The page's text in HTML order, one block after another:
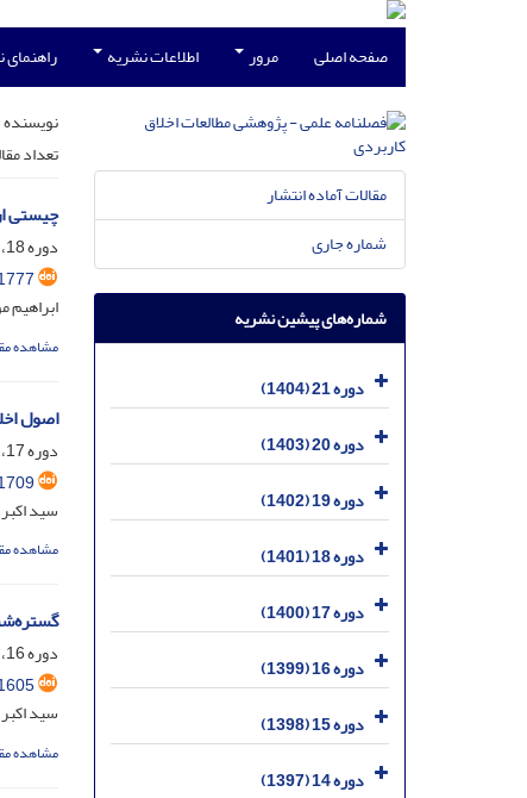
صفحه اصلی مرور اطلاعات نشریه
تعداد
چیستی
دوره 18، شماره 47، آذر 1401، صفحه
مشاهده
اصول
دوره 17، شماره 44، اسفند 1400، صفحه
سید
مشاهده
دوره 16، شماره 40، اسفند 1399، صفحه
سید
مشاهده
مقالات آماده انتشار
شماره جاری
شماره‌های پیشین نشریه
دوره 21 (1404)
دوره 20 (1403)
دوره 19 (1402)
دوره 18 (1401)
دوره 17 (1400)
دوره 16 (1399)
دوره 15 (1398)
دوره 14 (1397)